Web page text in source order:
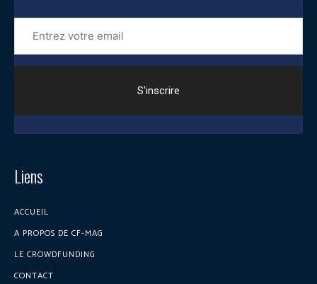
Entrez
votre
email
Liens
ACCUEIL
A PROPOS DE CF-MAG
LE CROWDFUNDING
CONTACT